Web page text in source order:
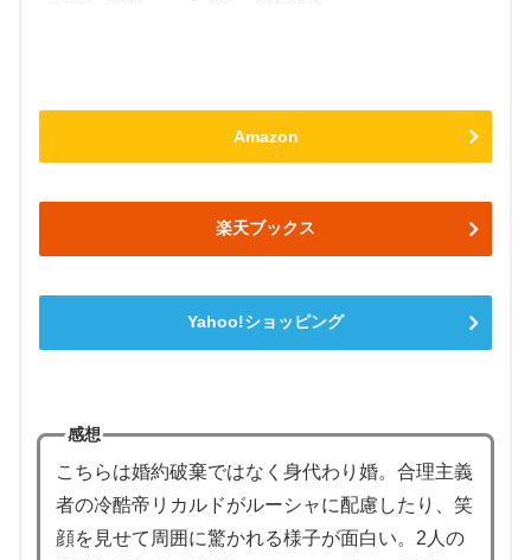
Amazon
楽天ブックス
Yahoo!ショッピング
感想
こちらは婚約破棄ではなく身代わり婚。合理主義
者の冷酷帝リカルドがルーシャに配慮したり、笑
顔を見せて周囲に驚かれる様子が面白い。2人の